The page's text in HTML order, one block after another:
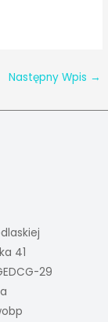
Następny Wpis →
41
29